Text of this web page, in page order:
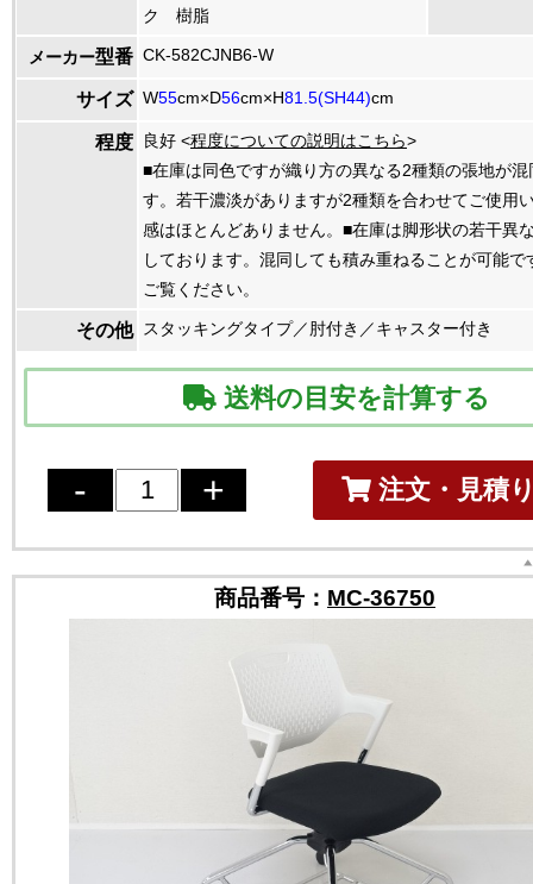
ク 樹脂
メーカー型番 CK-582CJNB6-W
サイズ W55cm×D56cm×H81.5(SH44)cm
程度 良好 <程度についての説明はこちら>
■在庫は同色ですが織り方の異なる2種類の張地が
す。若干濃淡がありますが2種類を合わせてご使用
感はほとんどありません。■在庫は脚形状の若干異
しております。混同しても積み重ねることが可能で
ご覧ください。
その他 スタッキングタイプ／肘付き／キャスター付き
送料の目安を計算する
注文・見積
商品番号： MC-36750